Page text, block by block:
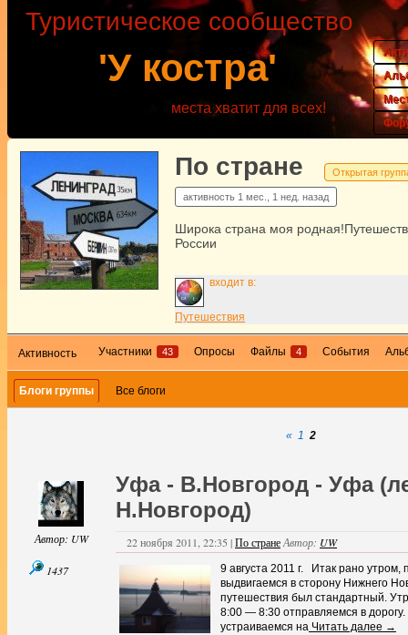
'У костра'
Туристическое сообщество
места хватит для всех!
По стране Открытая
активность 1 мес., 1 нед. назад
Широка страна моя
России
входит в:
Путешествия
Активность Участники 43 Опросы Файлы 4 События
Блоги группы Все блоги
« 1 2
Автор: UW
1437
Уфа - В.Новгород - Уфа
Н.Новгород)
22 ноября 2011, 22:35 |По странеАвтор: UW
9 августа 2011 г. Итак рано
выдвигаемся в сторону Нижнего
путешествия был стандартный.
8:00 — 8:30 отправляемся в
устраиваемся на Читать далее →